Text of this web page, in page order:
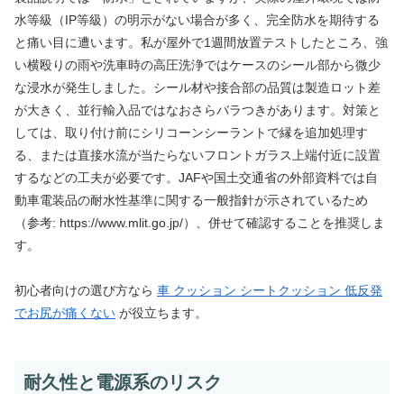
水等級（IP等級）の明示がない場合が多く、完全防水を期待する
と痛い目に遭います。私が屋外で1週間放置テストしたところ、強
い横殴りの雨や洗車時の高圧洗浄ではケースのシール部から微少
な浸水が発生しました。シール材や接合部の品質は製造ロット差
が大きく、並行輸入品ではなおさらバラつきがあります。対策と
しては、取り付け前にシリコーンシーラントで縁を追加処理す
る、または直接水流が当たらないフロントガラス上端付近に設置
するなどの工夫が必要です。JAFや国土交通省の外部資料では自
動車電装品の耐水性基準に関する一般指針が示されているため
（参考: https://www.mlit.go.jp/）、併せて確認することを推奨しま
す。
初心者向けの選び方なら 車 クッション シートクッション 低反発
でお尻が痛くない が役立ちます。
耐久性と電源系のリスク